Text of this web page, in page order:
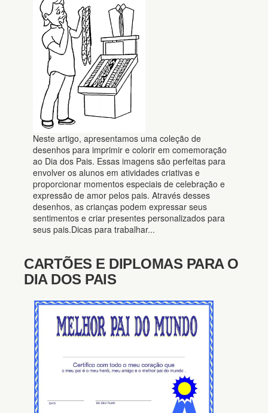
Neste artigo, apresentamos uma coleção de
desenhos para imprimir e colorir em comemoração
ao Dia dos Pais. Essas imagens são perfeitas para
envolver os alunos em atividades criativas e
proporcionar momentos especiais de celebração e
expressão de amor pelos pais. Através desses
desenhos, as crianças podem expressar seus
sentimentos e criar presentes personalizados para
seus pais.Dicas para trabalhar...
CARTÕES E DIPLOMAS PARA O
DIA DOS PAIS